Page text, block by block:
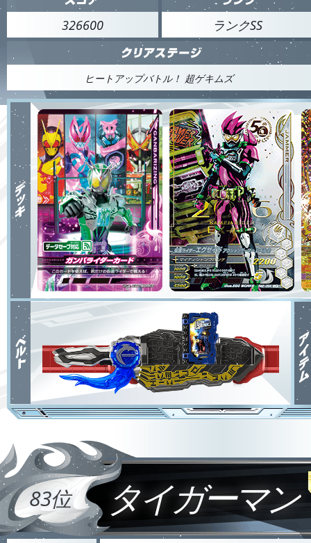
326600 ランクSS
ヒートアップバトル！ 超ゲキムズ
83位 タイガーマン